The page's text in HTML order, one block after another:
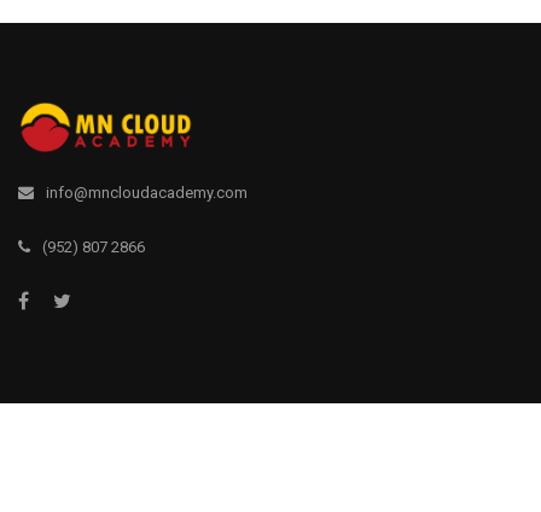
info@mncloudacademy.com
(952) 807 2866